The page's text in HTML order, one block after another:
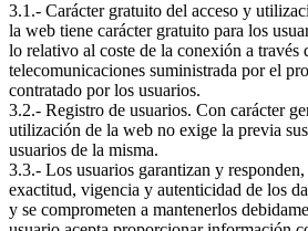
3.1.- Carácter gratuito del acceso y
la web tiene carácter gratuito para los
lo relativo al coste de la conexión a través
telecomunicaciones suministrada por el
contratado por los usuarios.
3.2.- Registro de usuarios. Con carácter
utilización de la web no exige la previa
usuarios de la misma.
3.3.- Los usuarios garantizan y
exactitud, vigencia y autenticidad de los
y se comprometen a mantenerlos